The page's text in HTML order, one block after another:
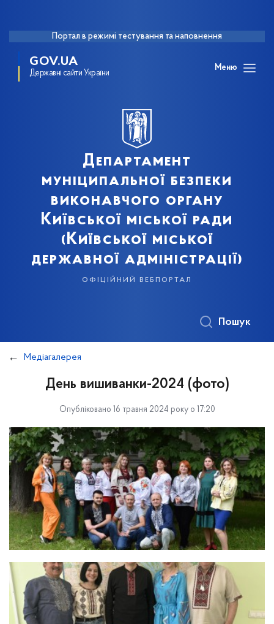
Портал в режимі тестування та наповнення
GOV.UA
Державні сайти України
Меню
Департамент
муніципальної безпеки
виконавчого органу
Київської міської ради
(Київської міської
державної адміністрації)
офіційний вебпортал
Пошук
Медіагалерея
День вишиванки-2024 (фото)
Опубліковано 16 травня 2024 року о 17:20